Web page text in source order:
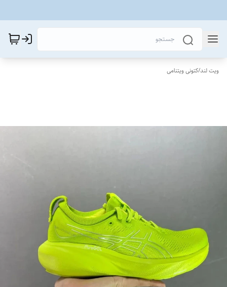
ویت لند/کتونی ویتنامی